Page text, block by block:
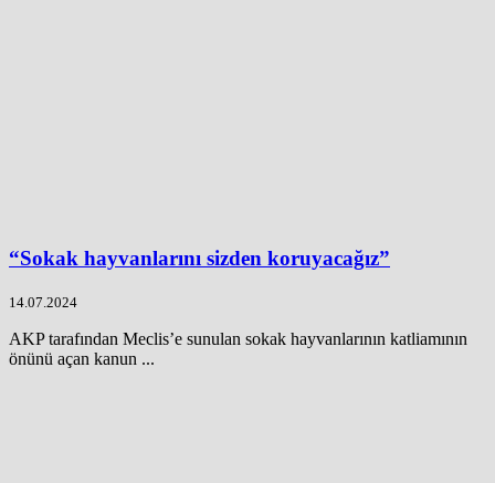
“Sokak hayvanlarını sizden koruyacağız”
14.07.2024
AKP tarafından Meclis’e sunulan sokak hayvanlarının katliamının
önünü açan kanun ...